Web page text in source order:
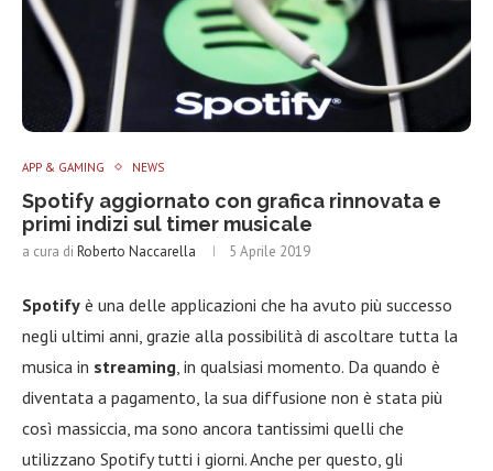
APP & GAMING NEWS
Spotify aggiornato con grafica rinnovata e
primi indizi sul timer musicale
a cura di Roberto Naccarella 5 Aprile 2019
Spotify è una delle applicazioni che ha avuto più successo
negli ultimi anni, grazie alla possibilità di ascoltare tutta la
musica in streaming , in qualsiasi momento. Da quando è
diventata a pagamento, la sua diffusione non è stata più
così massiccia, ma sono ancora tantissimi quelli che
utilizzano Spotify tutti i giorni. Anche per questo, gli